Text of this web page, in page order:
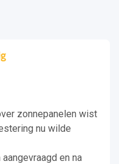
zonnepanelen wist
nu wilde
en na